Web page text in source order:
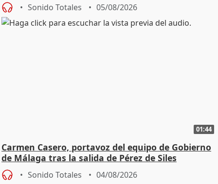
Sonido Totales 05/08/2026
01:44
Carmen Casero, portavoz del equipo de Gobierno
de Málaga tras la salida de Pérez de Siles
Sonido Totales 04/08/2026